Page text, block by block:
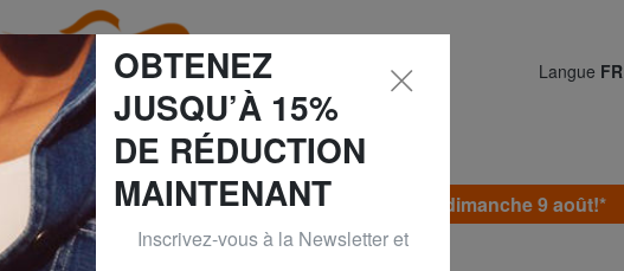
Langue FR
à -50% | -60% | -70% Seulement jusqu’au dimanche 9 août!*
OBTENEZ
JUSQU’À 15%
DE RÉDUCTION
MAINTENANT
Inscrivez-vous à la Newsletter et